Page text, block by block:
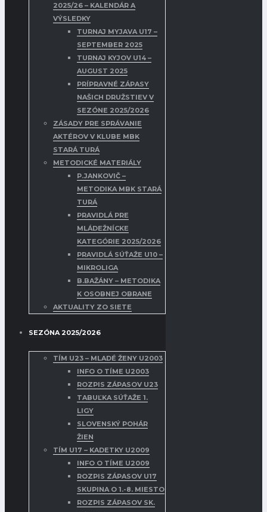
2025/26 – KALENDÁR A
VÝSLEDKY
TURNAJ MYJAVA U17 –
SEPTEMBER 2025
TURNAJ KYJOV U14 –
AUGUST 2025
PRÍPRAVNÉ ZÁPASY
NAŠICH DRUŽSTIEV V
SEZÓNE 2025/2026
ZÁSADY PRE SPRÁVANIE
AKTÉROV V KLUBE MBK
STARÁ TURÁ
METODICKÉ MATERIÁLY
P.JANKOVIČ –
METODIKA MBK STARÁ
TURÁ
PRAVIDLÁ PRE
MLÁDEŽNÍCKE
KATEGÓRIE 2025/2026
PRAVIDLÁ SÚŤAŽE U10 –
MIKROLIGA
B.BAŽÁNY – METODIKA
K OSOBNEJ OBRANE
AKTUALITY ZO SIETE
SEZÓNA 2025/2026
TÍM U23 – MLADÉ ŽENY U2003
INFO O TÍME U2003
ROZPIS ZÁPASOV U23
TABUĽKA SÚŤAŽE 1.
LIGY
SLOVENSKÝ POHÁR
ŽIEN
TÍM U17 – KADETKY U2009
INFO O TÍME U2009
ROZPIS ZÁPASOV U17
SKUPINA O 1.-8. MIESTO
ROZPIS ZÁPASOV SK.